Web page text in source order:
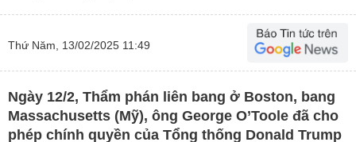
Thứ Năm, 13/02/2025 11:49
Ngày 12/2, Thẩm phán liên bang ở Boston, bang
Massachusetts (Mỹ), ông George O’Toole đã cho
phép chính quyền của Tổng thống Donald Trump